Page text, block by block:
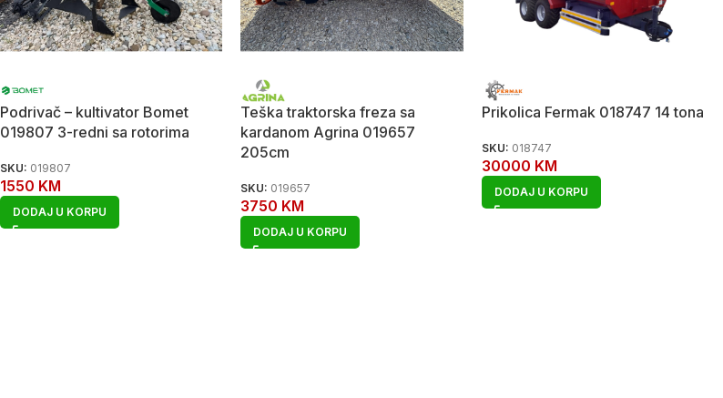
Podrivač – kultivator Bomet
019807 3-redni sa rotorima
SKU: 019807
1550 KM
DODAJ U KORPU
Teška traktorska freza sa
kardanom Agrina 019657
205cm
SKU: 019657
3750 KM
DODAJ U KORPU
Prikolica Fermak 018747 14 tona
SKU: 018747
30000 KM
DODAJ U KORPU